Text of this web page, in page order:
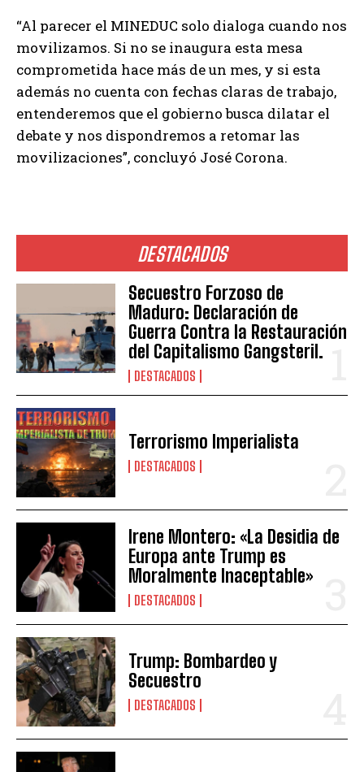
DESTACADOS
Secuestro Forzoso de
Maduro: Declaración de
Guerra Contra la Restauración
del Capitalismo Gangsteril.
DESTACADOS
Terrorismo Imperialista
DESTACADOS
Irene Montero: «La Desidia de
Europa ante Trump es
Moralmente Inaceptable»
DESTACADOS
Trump: Bombardeo y
Secuestro
DESTACADOS
“Al parecer el MINEDUC solo dialoga cuando nos
movilizamos. Si no se inaugura esta mesa
comprometida hace más de un mes, y si esta
además no cuenta con fechas claras de trabajo,
entenderemos que el gobierno busca dilatar el
debate y nos dispondremos a retomar las
movilizaciones”, concluyó José Corona.